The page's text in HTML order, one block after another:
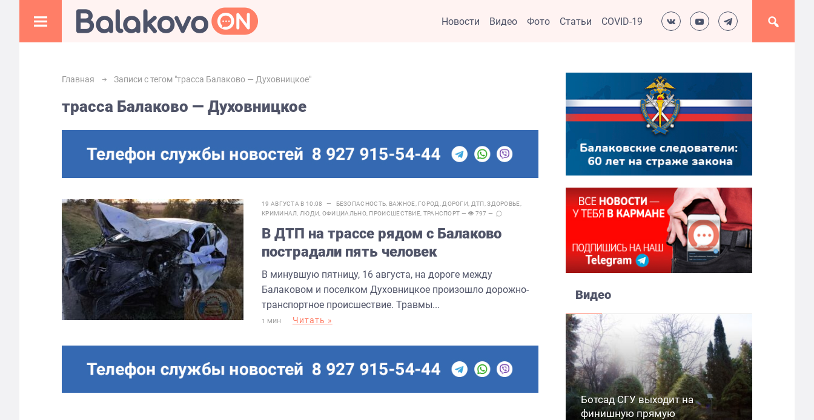
Новости Видео Фото Статьи COVID-19
Главная Записи с тегом "трасса Балаково — Духовницкое"
трасса Балаково — Духовницкое
19 АВГУСТА В 10:08 — БЕЗОПАСНОСТЬ ВАЖНОЕ ГОРОД ДОРОГИ ДТП ,ЗДОРОВЬЕ
КРИМИНАЛ
ЛЮДИ ОФИЦИАЛЬНО, ПРОИСШЕСТВИЕ ТРАНСПОРТ — 👁 797 —
В ДТП на трассе рядом с Балаково
пострадали пять человек
В минувшую пятницу, 16 августа, на дороге между
Балаковом и поселком Духовницкое произошло дорожно-
транспортное происшествие. Травмы...
1 МИН Читать »
Видео
Ботсад СГУ выходит на
финишную прямую